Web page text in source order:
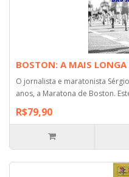
BOSTON: A MAIS
O jornalista e maratonista
anos, a Maratona de Boston.
R$79,90